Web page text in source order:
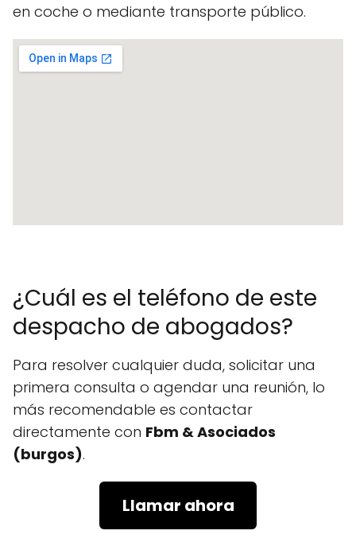
en coche o mediante transporte público.
¿Cuál es el teléfono de este
despacho de abogados?
Para resolver cualquier duda, solicitar una
primera consulta o agendar una reunión, lo
más recomendable es contactar
directamente con Fbm & Asociados
(burgos).
Llamar ahora